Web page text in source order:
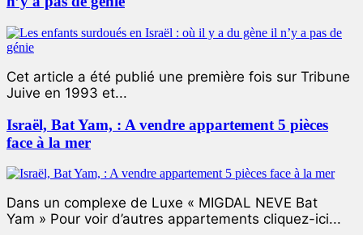
Cet article a été publié une première fois sur Tribune
Juive en 1993 et...
Israël, Bat Yam, : A vendre appartement 5 pièces
face à la mer
Dans un complexe de Luxe « MIGDAL NEVE Bat
Yam » Pour voir d’autres appartements cliquez-ici...